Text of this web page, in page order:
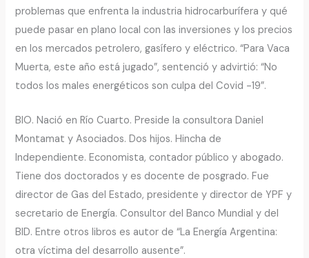
problemas que enfrenta la industria hidrocarburífera y qué
puede pasar en plano local con las inversiones y los precios
en los mercados petrolero, gasífero y eléctrico. “Para Vaca
Muerta, este año está jugado”, sentenció y advirtió: “No
todos los males energéticos son culpa del Covid -19”.
BIO. Nació en Río Cuarto. Preside la consultora Daniel
Montamat y Asociados. Dos hijos. Hincha de
Independiente. Economista, contador público y abogado.
Tiene dos doctorados y es docente de posgrado. Fue
director de Gas del Estado, presidente y director de YPF y
secretario de Energía. Consultor del Banco Mundial y del
BID. Entre otros libros es autor de “La Energía Argentina:
otra víctima del desarrollo ausente”.